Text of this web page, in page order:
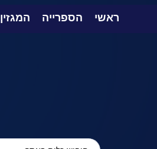
ראשי הספרייה המגזין